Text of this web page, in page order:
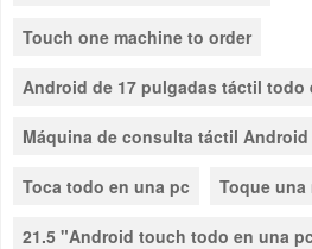
Touch one machine to order
Android de 17 pulgadas táctil todo
Máquina de consulta táctil Android
Toca todo en una pc Toque una
21.5 "Android touch todo en una